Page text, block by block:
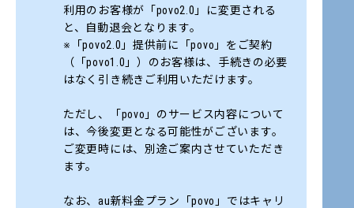
利用のお客様が「povo2.0」に変更される
と、自動退会となります。
※「povo2.0」提供前に「povo」をご契約
（「povo1.0」）のお客様は、手続きの必要
はなく引き続きご利用いただけます。
ただし、「povo」のサービス内容について
は、今後変更となる可能性がございます。
ご変更時には、別途ご案内させていただき
ます。
なお、au新料金プラン「povo」ではキャリ